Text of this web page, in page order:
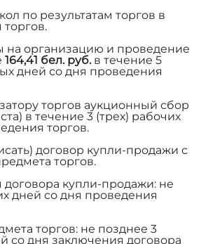
по результатам торгов в
на организацию и проведение
164,41 бел. руб.в течение 5
дней со дня проведения
торгов аукционный сбор
в течение 3 (трех) рабочих
торгов.
договор купли-продажи с
торгов.
купли-продажи: не
дней со дня проведения
торгов: не позднее 3
со дня заключения договора